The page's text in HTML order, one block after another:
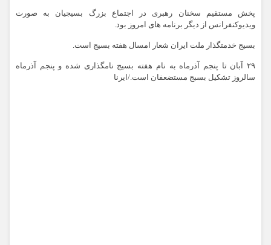
پخش مستقیم سخنان رهبری در اجتماع بزرگ بسیجیان به صورت
ویدیوکنفرانس از دیگر برنامه های امروز بود.
بسیج خدمتگذار ملت ایران شعار امسال هفته بسیج است.
۲۹ آبان تا پنجم آذرماه به نام هفته بسیج نامگذاری شده و پنجم آذرماه
سالروز تشکیل بسبج مستضعفان است./ایرنا